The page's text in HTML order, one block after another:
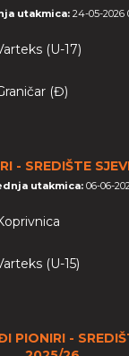
utakmica: 24-05-2026
(U-17)
(Đ)
- SREDIŠTE
utakmica: 06-06-
(U-15)
PIONIRI -